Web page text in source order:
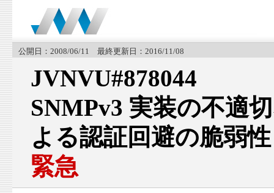
公開日：2008/06/11 最終更新日：2016/11/08
JVNVU#878044
SNMPv3 実装の不適
よる認証回避の脆弱性
緊急